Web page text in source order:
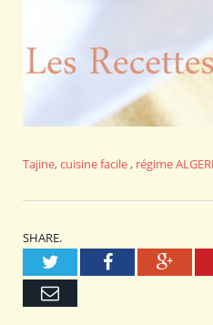
Tajine,cuisine facile , régime
SHARE.
TwitterFacebook
Email